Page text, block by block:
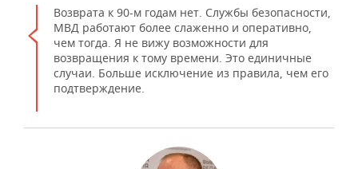
Возврата к 90-м годам нет. Службы безопасности,
МВД работают более слаженно и оперативно,
чем тогда. Я не вижу возможности для
возвращения к тому времени. Это единичные
случаи. Больше исключение из правила, чем его
подтверждение.